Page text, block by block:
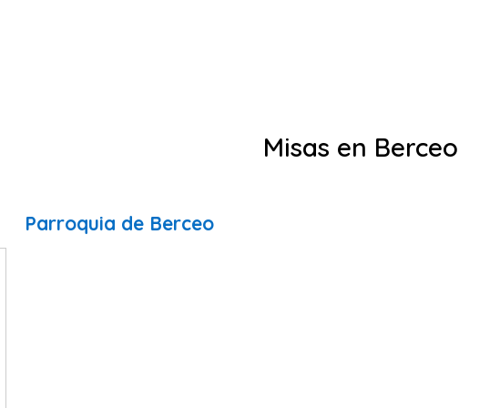
Misas en Berceo
Parroquia de Berceo